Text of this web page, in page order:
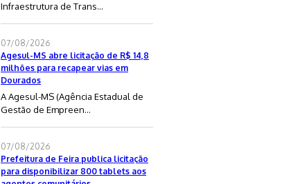
Infraestrutura de Trans...
07/08/2026
Agesul-MS abre licitação de R$ 14,8
milhões para recapear vias em
Dourados
A Agesul-MS (Agência Estadual de
Gestão de Empreen...
07/08/2026
Prefeitura de Feira publica licitação
para disponibilizar 800 tablets aos